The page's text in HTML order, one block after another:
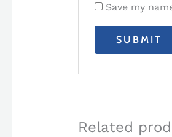
Save my
Related